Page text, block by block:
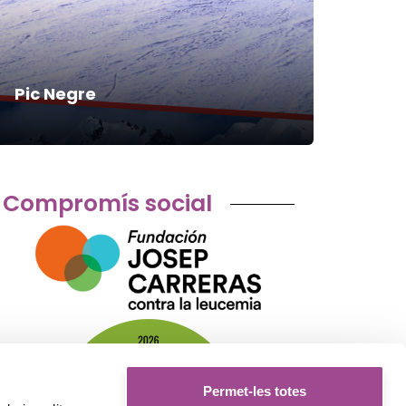
Permet-les totes
Pic Negre
Compromís social